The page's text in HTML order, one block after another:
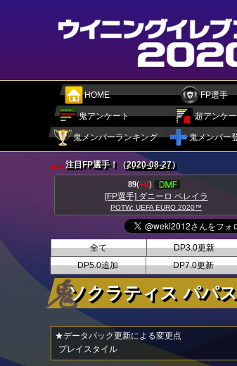
HOME FP選手
鬼アンケート 超アンケ
鬼メンバーランキング 鬼メンバー
注目FP選手！（2020-08-27）
89(+8)
[FP選手] ダニーロ ペレイラ
POTW: UEFA EURO 2020™
全て DP3.0更新
DP5.0追加
DP7.0更新
ソクラティス パパ
★データパック更新による変更点
プレイスタイル